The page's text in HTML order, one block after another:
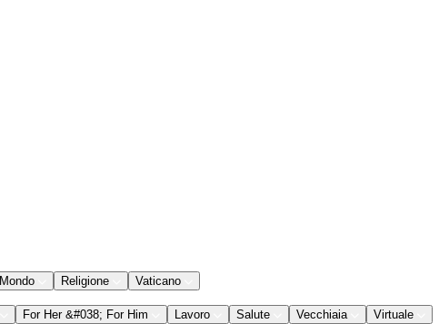
Mondo Religione Vaticano
For Her &#038; For Him Lavoro Salute Vecchiaia Virtuale